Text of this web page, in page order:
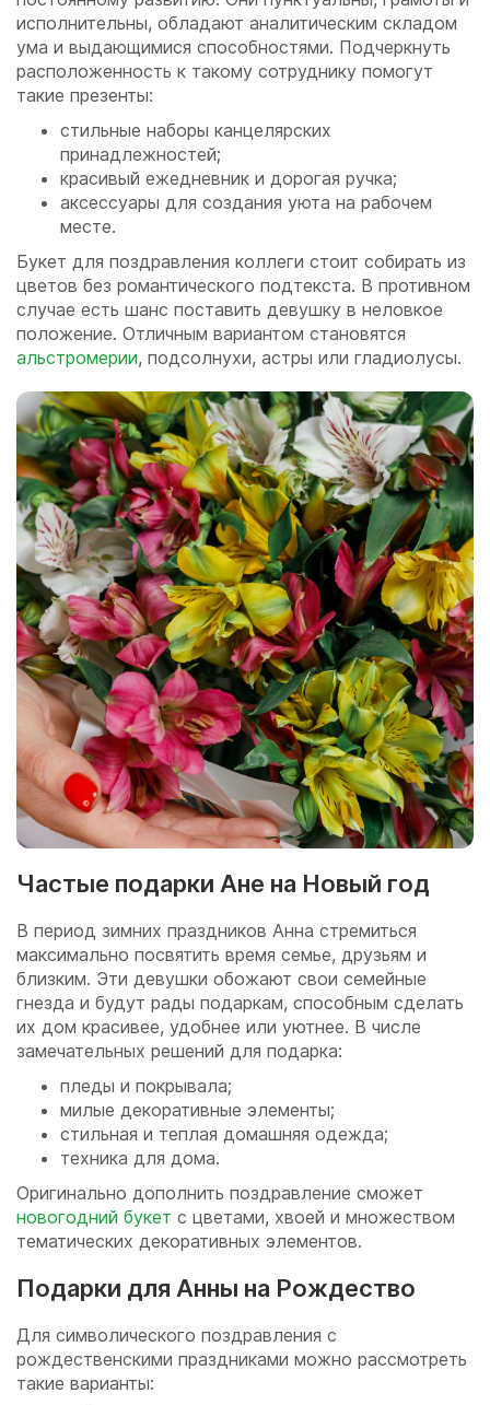
исполнительны, обладают аналитическим складом
ума и выдающимися способностями. Подчеркнуть
расположенность к такому сотруднику помогут
такие презенты:
стильные наборы канцелярских
принадлежностей;
красивый ежедневник и дорогая ручка;
аксессуары для создания уюта на рабочем
месте.
Букет для поздравления коллеги стоит собирать из
цветов без романтического подтекста. В противном
случае есть шанс поставить девушку в неловкое
положение. Отличным вариантом становятся
альстромерии, подсолнухи, астры или гладиолусы.
Частые подарки Ане на Новый год
В период зимних праздников Анна стремиться
максимально посвятить время семье, друзьям и
близким. Эти девушки обожают свои семейные
гнезда и будут рады подаркам, способным сделать
их дом красивее, удобнее или уютнее. В числе
замечательных решений для подарка:
пледы и покрывала;
милые декоративные элементы;
стильная и теплая домашняя одежда;
техника для дома.
Оригинально дополнить поздравление сможет
новогодний букет с цветами, хвоей и множеством
тематических декоративных элементов.
Подарки для Анны на Рождество
Для символического поздравления с
рождественскими праздниками можно рассмотреть
такие варианты: